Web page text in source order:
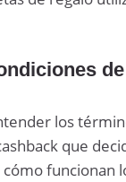
los
que
funcionan